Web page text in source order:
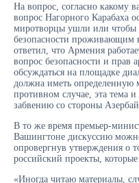
На вопрос, согласно какому
вопрос Нагорного Карабаха
миротворцы ушли или чтобы
безопасности проживающим
ответил, что Армения
вопрос безопасности и прав
обсуждаться на площадке
должна иметь определенную
противном случае, эта тема
забвению со стороны
В то же время премьер-
Вашингтоне дискуссию
опровергнув утверждения о
российский проекты, которые
«Иногда читаю материалы,